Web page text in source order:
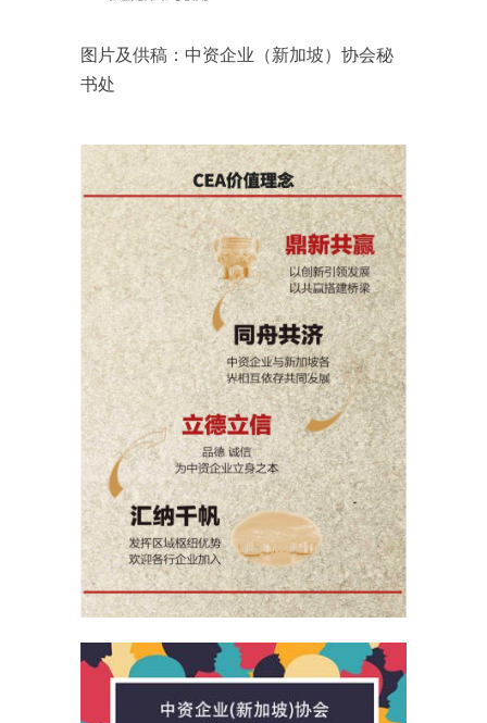
图片及供稿：中资企业（新加坡）协会秘
书处